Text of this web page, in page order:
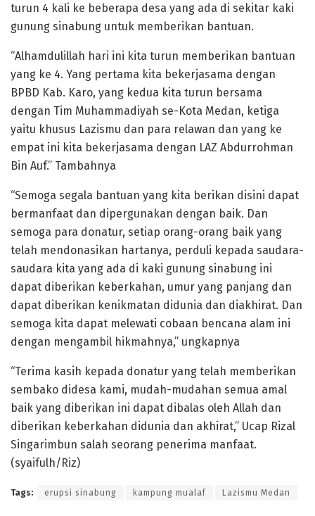
turun 4 kali ke beberapa desa yang ada di sekitar kaki
gunung sinabung untuk memberikan bantuan.
“Alhamdulillah hari ini kita turun memberikan bantuan
yang ke 4. Yang pertama kita bekerjasama dengan
BPBD Kab. Karo, yang kedua kita turun bersama
dengan Tim Muhammadiyah se-Kota Medan, ketiga
yaitu khusus Lazismu dan para relawan dan yang ke
empat ini kita bekerjasama dengan LAZ Abdurrohman
Bin Auf.” Tambahnya
“Semoga segala bantuan yang kita berikan disini dapat
bermanfaat dan dipergunakan dengan baik. Dan
semoga para donatur, setiap orang-orang baik yang
telah mendonasikan hartanya, perduli kepada saudara-
saudara kita yang ada di kaki gunung sinabung ini
dapat diberikan keberkahan, umur yang panjang dan
dapat diberikan kenikmatan didunia dan diakhirat. Dan
semoga kita dapat melewati cobaan bencana alam ini
dengan mengambil hikmahnya,” ungkapnya
“Terima kasih kepada donatur yang telah memberikan
sembako didesa kami, mudah-mudahan semua amal
baik yang diberikan ini dapat dibalas oleh Allah dan
diberikan keberkahan didunia dan akhirat,” Ucap Rizal
Singarimbun salah seorang penerima manfaat.
(syaifulh/Riz)
Tags: erupsi sinabung kampung mualaf Lazismu Medan